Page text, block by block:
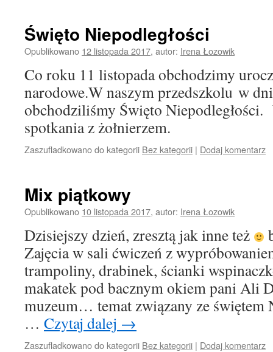
Święto Niepodległości
Opublikowano 12 listopada 2017, autor: Irena Łozowik
Co roku 11 listopada obchodzimy
narodowe.W naszym przedszkolu w
obchodziliśmy Święto Niepodległości.
spotkania z żołnierzem.
Zaszufladkowano do kategorii Bez kategorii | Dodaj komentarz
Mix piątkowy
Opublikowano 10 listopada 2017, autor: Irena Łozowik
Dzisiejszy dzień, zresztą jak inne też
Zajęcia w sali ćwiczeń z
trampoliny, drabinek, ścianki
makatek pod bacznym okiem pani Ali
muzeum… temat związany ze świętem
… Czytaj dalej →
Zaszufladkowano do kategorii Bez kategorii | Dodaj komentarz